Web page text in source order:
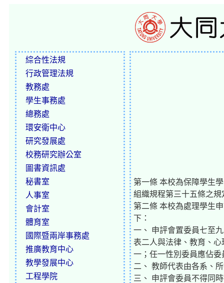
綜合性法規
行政管理法規
教務處
學生事務處
總務處
環安衛中心
研究發展處
校務研究辦公室
圖書資訊處
秘書室
人事室
會計室
體育室
國際暨兩岸事務處
推廣教育中心
教學發展中心
工程學院
第一條 本校為保障學生
組織規程第三十五條之
第二條 本校為處理學生
下：
一、 申評會置委員七至
表二人與法律、教育、
一；任一性別委員應佔
二、 教師代表由各系、
三、 申評會委員不得同